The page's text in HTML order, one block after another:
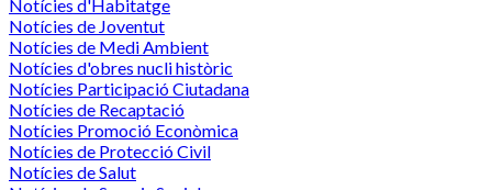
Notícies d'Habitatge
Notícies de Joventut
Notícies de Medi Ambient
Notícies d'obres nucli històric
Notícies Participació Ciutadana
Notícies de Recaptació
Notícies Promoció Econòmica
Notícies de Protecció Civil
Notícies de Salut